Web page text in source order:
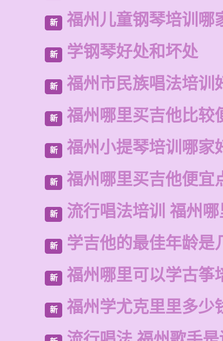
新 福州儿童钢琴培训哪
新 学钢琴好处和坏处
新 福州市民族唱法培训
新 福州哪里买吉他比较
新 福州小提琴培训哪家
新 福州哪里买吉他便宜
新 流行唱法培训 福州
新 学吉他的最佳年龄是
新 福州哪里可以学古筝
新 福州学尤克里里多少